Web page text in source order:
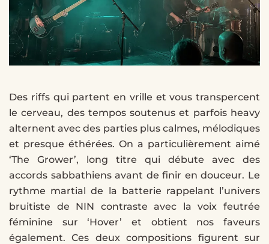
Des riffs qui partent en vrille et vous transpercent
le cerveau, des tempos soutenus et parfois heavy
alternent avec des parties plus calmes, mélodiques
et presque éthérées. On a particulièrement aimé
‘The Grower’, long titre qui débute avec des
accords sabbathiens avant de finir en douceur. Le
rythme martial de la batterie rappelant l’univers
bruitiste de NIN contraste avec la voix feutrée
féminine sur ‘Hover’ et obtient nos faveurs
également. Ces deux compositions figurent sur